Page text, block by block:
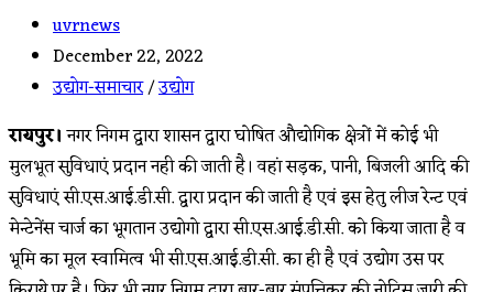
Post
author:
uvrnews
Post
published:
December 22, 2022
Post
category:
उद्योग-समाचार/उद्योग
रायपुर।नगर निगम द्वारा शासन द्वारा घोषित औद्योगिक क्षेत्रों में कोई भी
मुलभूत सुविधाएं प्रदान नही की जाती है। वहां सड़क, पानी, बिजली आदि की
सुविधाएं सी.एस.आई.डी.सी. द्वारा प्रदान की जाती है एवं इस हेतु लीज रेन्ट एवं
मेन्टेनेंस चार्ज का भूगतान उद्योगो द्वारा सी.एस.आई.डी.सी. को किया जाता है व
भूमि का मूल स्वामित्व भी सी.एस.आई.डी.सी. का ही है एवं उद्योग उस पर